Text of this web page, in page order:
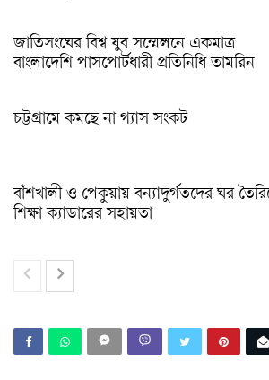
জাতিসংঘের বিশ্ব যুব সম্মেলনে একমাত্র
বাংলাদেশি পাসপোর্টধারী প্রতিনিধি তামরিন
চট্টগ্রামে কমছে না গ্যাস সংকট
বাঁশখালী ও পেকুয়ায় বন্যাদুর্গতদের ঘর
শিক্ষা ক্যাডারের সহায়তা